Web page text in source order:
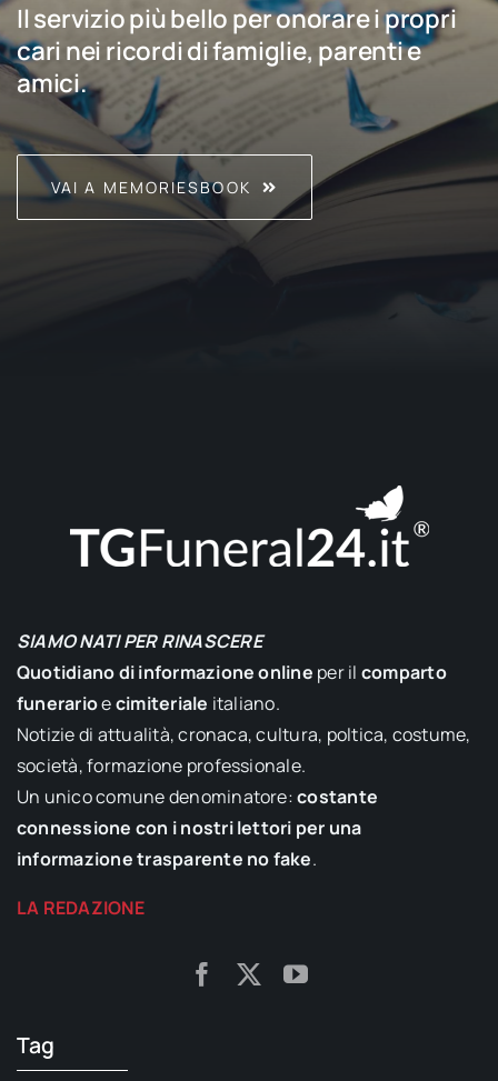
Il servizio più bello per onorare i propri
cari nei ricordi di famiglie, parenti e
amici.
VAI A MEMORIESBOOK
SIAMO NATI PER RINASCERE
Quotidiano di informazione online per il comparto
funerarioecimiteriale italiano.
Notizie di attualità, cronaca, cultura, poltica, costume,
società, formazione professionale.
Un unico comune denominatore:costante
connessione con i nostri lettori per una
informazione trasparente no fake.
LA REDAZIONE
Tag